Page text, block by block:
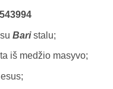
Baristalu;
iš medžio masyvo;